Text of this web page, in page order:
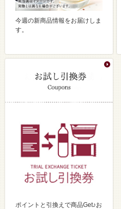
今週の新商品情報をお届けしま
す。
ポイントと引換えで商品Get♪お